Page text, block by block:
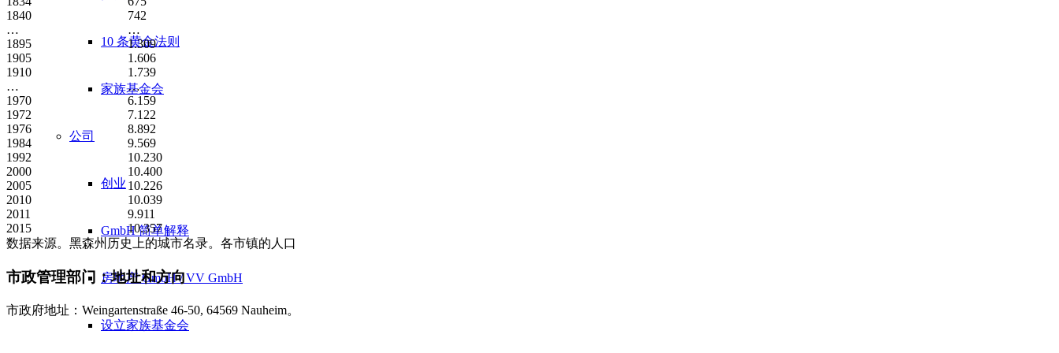
10 条黄金法则
家族基金会
公司
创业
GmbH 简单解释
房地产 GmbH / VV GmbH
设立家族基金会
1840
742
…
…
1895
1.309
1905
1.606
1910
1.739
…
…
1970
6.159
1972
7.122
1976
8.892
1984
9.569
1992
10.230
2000
10.400
2005
10.226
2010
10.039
2011
9.911
2015
10.357
数据来源。黑森州历史上的城市名录。各市镇的人口
市政管理部门：地址和方向
市政府地址：Weingartenstraße 46-50, 64569 Nauheim。